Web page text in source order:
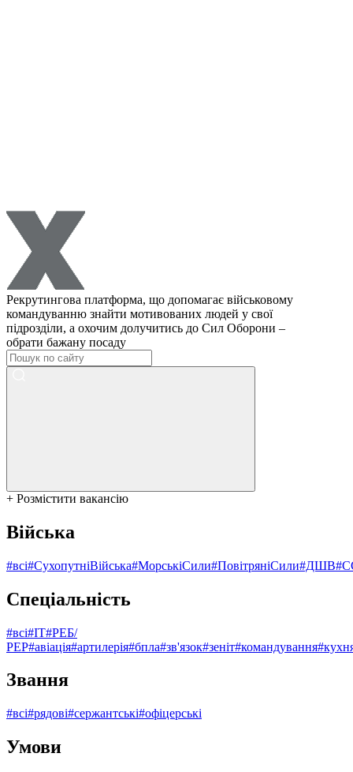
Рекрутингова платформа, що допомагає військовому
командуванню знайти мотивованих людей у свої
підрозділи, а охочим долучитись до Сил Оборони –
обрати бажану посаду
+ Розмістити вакансію
Війська
#всі#СухопутніВійська#МорськіСили#ПовітряніСили#ДШВ
Спеціальність
#всі#ІТ#РЕБ/
РЕР#авіація#артилерія#бпла#зв'язок#зеніт#командування
Звання
#всі#рядові#сержантські#офіцерські
Умови